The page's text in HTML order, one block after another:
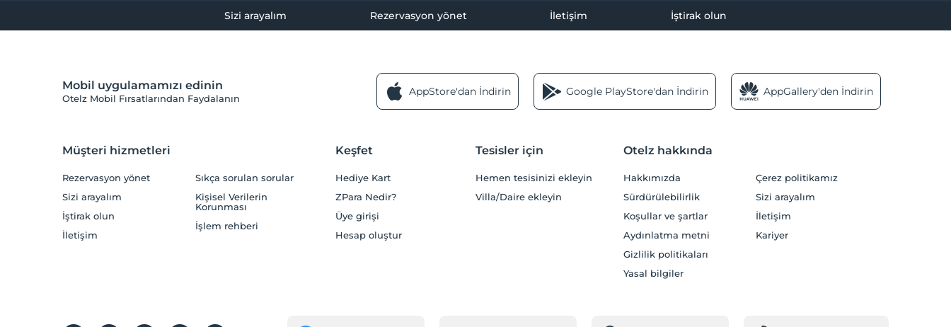
Sizi arayalım Rezervasyon yönet İletişim İştirak olun
Mobil uygulamamızı edinin
Otelz Mobil Fırsatlarından Faydalanın
AppStore'dan İndirin Google PlayStore'dan İndirin AppGallery'den İndirin
Müşteri hizmetleri
Rezervasyon yönet
Sizi arayalım
İştirak olun
İletişim
Sıkça sorulan sorular
Kişisel Verilerin
Korunması
İşlem rehberi
Keşfet
Hediye Kart
ZPara Nedir?
Üye girişi
Hesap oluştur
Tesisler için
Hemen tesisinizi ekleyin
Villa/Daire ekleyin
Otelz hakkında
Hakkımızda
Sürdürülebilirlik
Koşullar ve şartlar
Aydınlatma metni
Gizlilik politikaları
Yasal bilgiler
Çerez politikamız
Sizi arayalım
İletişim
Kariyer